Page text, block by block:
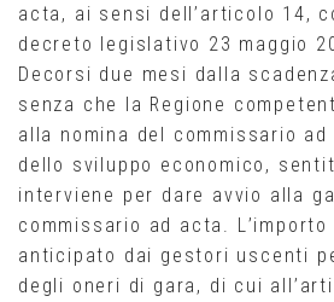
acta, ai sensi dell’articolo 14,
decreto legislativo 23 maggio
Decorsi due mesi dalla
senza che la Regione
alla nomina del commissario
dello sviluppo economico,
interviene per dare avvio alla
commissario ad acta. L’importo
anticipato dai gestori uscenti
degli oneri di gara, di cui